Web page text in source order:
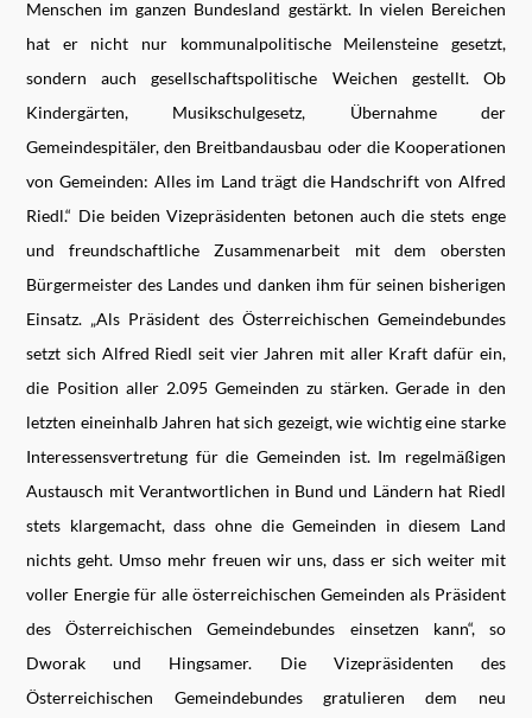
Menschen im ganzen Bundesland gestärkt. In vielen Bereichen
hat er nicht nur kommunalpolitische Meilensteine gesetzt,
sondern auch gesellschaftspolitische Weichen gestellt. Ob
Kindergärten, Musikschulgesetz, Übernahme der
Gemeindespitäler, den Breitbandausbau oder die Kooperationen
von Gemeinden: Alles im Land trägt die Handschrift von Alfred
Riedl.“ Die beiden Vizepräsidenten betonen auch die stets enge
und freundschaftliche Zusammenarbeit mit dem obersten
Bürgermeister des Landes und danken ihm für seinen bisherigen
Einsatz. „Als Präsident des Österreichischen Gemeindebundes
setzt sich Alfred Riedl seit vier Jahren mit aller Kraft dafür ein,
die Position aller 2.095 Gemeinden zu stärken. Gerade in den
letzten eineinhalb Jahren hat sich gezeigt, wie wichtig eine starke
Interessensvertretung für die Gemeinden ist. Im regelmäßigen
Austausch mit Verantwortlichen in Bund und Ländern hat Riedl
stets klargemacht, dass ohne die Gemeinden in diesem Land
nichts geht. Umso mehr freuen wir uns, dass er sich weiter mit
voller Energie für alle österreichischen Gemeinden als Präsident
des Österreichischen Gemeindebundes einsetzen kann“, so
Dworak und Hingsamer. Die Vizepräsidenten des
Österreichischen Gemeindebundes gratulieren dem neu